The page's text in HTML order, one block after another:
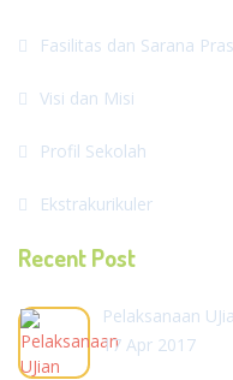
Fasilitas dan Sarana
Visi dan Misi
Profil Sekolah
Ekstrakurikuler
Recent Post
Pelaksanaan
17 Apr 2017